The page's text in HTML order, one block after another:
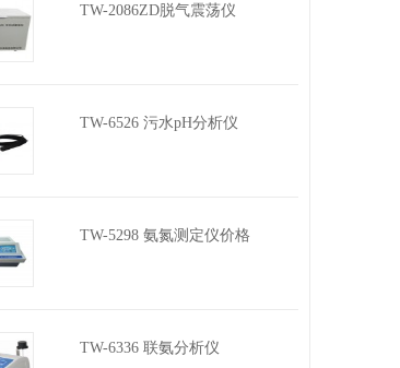
TW-2086ZD脱气震荡仪
TW-6526 污水pH分析仪
TW-5298 氨氮测定仪价格
TW-6336 联氨分析仪